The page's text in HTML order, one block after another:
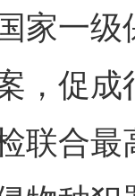
家一
，促
联合